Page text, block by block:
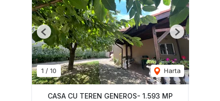
1 / 10 Harta
Previous Next
CASA CU TEREN GENEROS- 1.593 MP